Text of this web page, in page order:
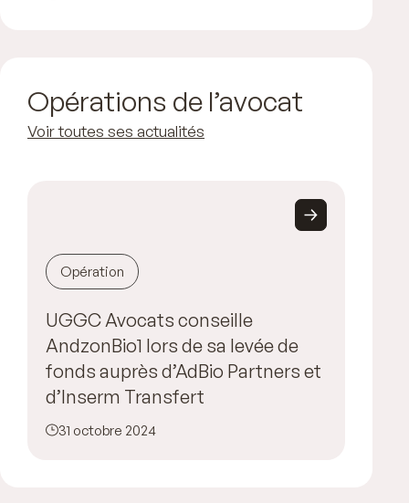
Opérations de l’avocat
Voir toutes ses actualités
Opération
UGGC Avocats conseille
AndzonBio1 lors de sa levée de
fonds auprès d’AdBio Partners et
d’Inserm Transfert
31 octobre 2024